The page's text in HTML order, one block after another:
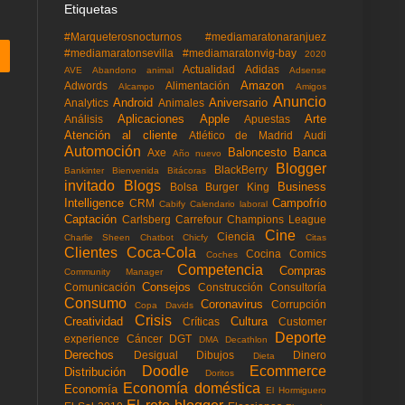
Etiquetas
#Marqueterosnocturnos
#mediamaratonaranjuez
#mediamaratonsevilla
#mediamaratonvig-bay
2020
AVE
Abandono animal Actualidad Adidas Adsense
Adwords Alcampo Alimentación Amazon Amigos
Analytics Android Animales Aniversario Anuncio
Análisis Aplicaciones Apple Apuestas
Arte
Atención al cliente
Atlético de Madrid Audi
Automoción Axe Año nuevo Baloncesto Banca
Bankinter Bienvenida Bitácoras BlackBerry
Blogger
invitado
Blogs Bolsa Burger King
Business
Intelligence CRM Cabify Calendario laboral Campofrío
Captación Carlsberg Carrefour Champions League
Charlie Sheen Chatbot Chicfy Ciencia Cine Citas
Clientes Coca-Cola Coches Cocina Comics
Community Manager Competencia Compras
Comunicación Consejos Construcción Consultoría
Consumo Copa Davids Coronavirus Corrupción
Creatividad Crisis Críticas Cultura
Customer
experience
Cáncer DGT DMA Decathlon Deporte
Derechos Desigual Dibujos Dieta Dinero
Distribución Doodle Doritos Ecommerce
Economía Economía doméstica El Hormiguero